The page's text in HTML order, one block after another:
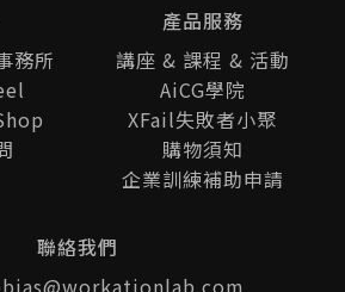
務所
產品服務
講座 & 課程 & 活動
AiCG學院
XFail失敗者小聚
購物須知
企業訓練補助申請
聯絡我們